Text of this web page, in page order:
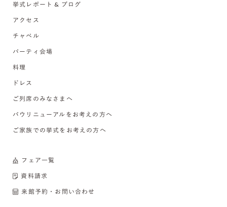
挙式レポート & ブログ
アクセス
チャペル
パーティ会場
料理
ドレス
ご列席のみなさまへ
バウリニューアルをお考えの方へ
ご家族での挙式をお考えの方へ
フェア一覧
資料請求
来館予約・お問い合わせ